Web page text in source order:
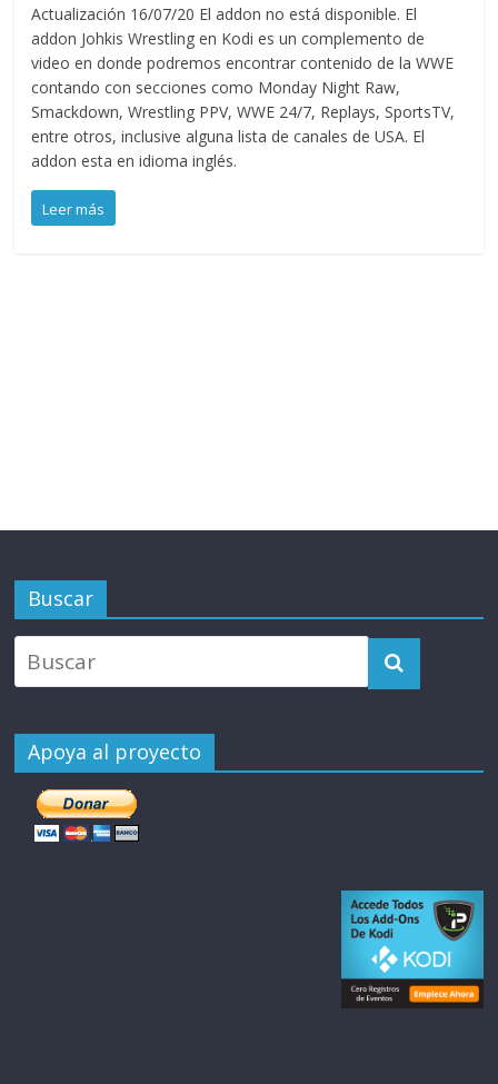
Actualización 16/07/20 El addon no está disponible. El
addon Johkis Wrestling en Kodi es un complemento de
video en donde podremos encontrar contenido de la WWE
contando con secciones como Monday Night Raw,
Smackdown, Wrestling PPV, WWE 24/7, Replays, SportsTV,
entre otros, inclusive alguna lista de canales de USA. El
addon esta en idioma inglés.
Leer más
Buscar
Apoya al proyecto